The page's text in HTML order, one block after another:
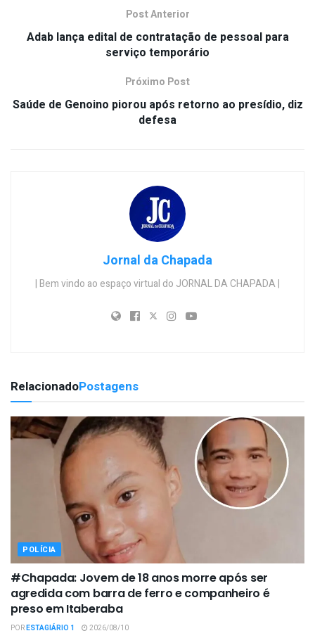
Post Anterior
Adab lança edital de contratação de pessoal para
serviço temporário
Próximo Post
Saúde de Genoino piorou após retorno ao presídio, diz
defesa
Jornal da Chapada
| Bem vindo ao espaço virtual do JORNAL DA CHAPADA |
RelacionadoPostagens
POLÍCIA
#Chapada: Jovem de 18 anos morre após ser
agredida com barra de ferro e companheiro é
preso em Itaberaba
PORESTAGIÁRIO 1 2026/08/10